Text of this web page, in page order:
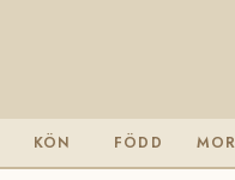
KÖN FÖDD